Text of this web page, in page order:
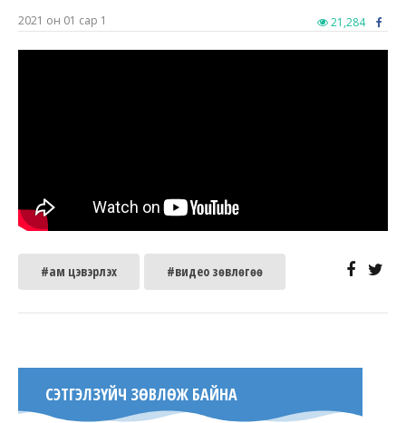
2021 он 01 сар 1 21,284
#ам цэвэрлэх #видео зөвлөгөө
СЭТГЭЛЗҮЙЧ ЗӨВЛӨЖ БАЙНА